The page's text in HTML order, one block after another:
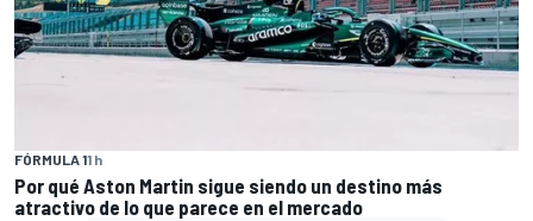
FÓRMULA 11 h
Por qué Aston Martin sigue siendo un destino más
atractivo de lo que parece en el mercado